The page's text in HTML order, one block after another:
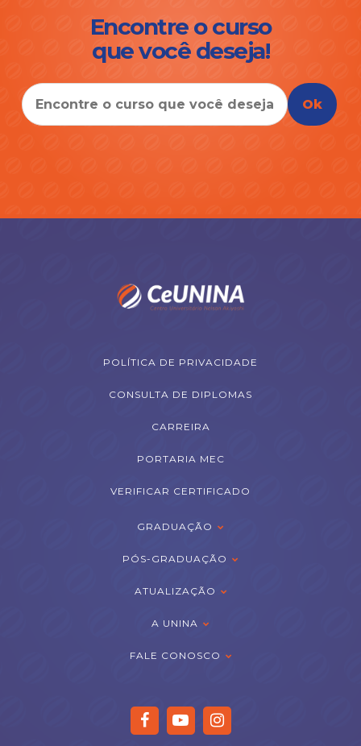
Encontre o curso
que você deseja!
Ok
POLÍTICA DE PRIVACIDADE
CONSULTA DE DIPLOMAS
CARREIRA
PORTARIA MEC
VERIFICAR CERTIFICADO
GRADUAÇÃO
PÓS-GRADUAÇÃO
ATUALIZAÇÃO
A UNINA
FALE CONOSCO